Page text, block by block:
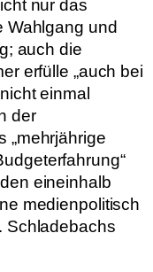
nur das
Wahlgang und
auch die
erfülle „auch bei
einmal
der
„mehrjährige
eineinhalb
medienpolitisch
Schladebachs